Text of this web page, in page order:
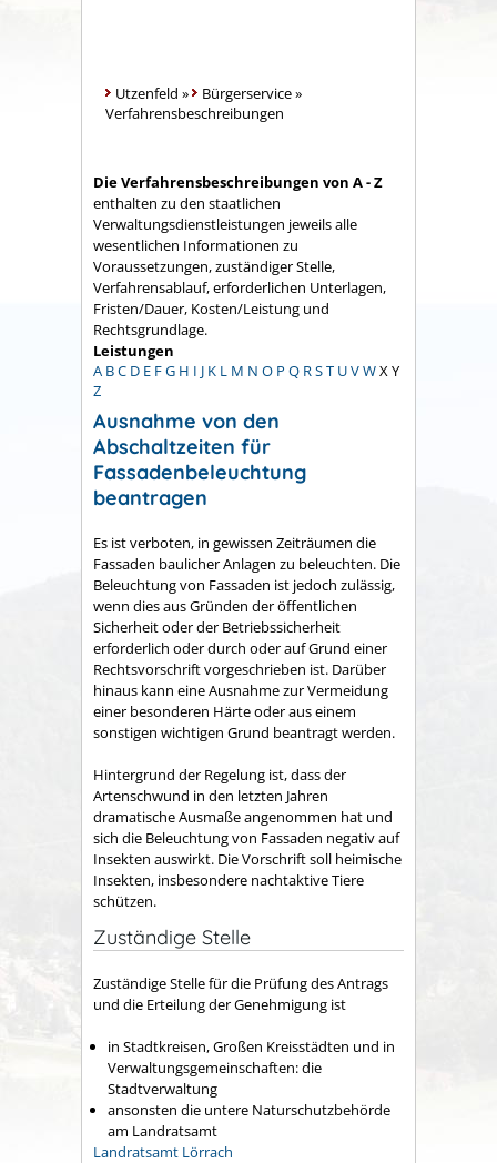
Utzenfeld » Bürgerservice»
Verfahrensbeschreibungen
Die Verfahrensbeschreibungen von A - Z
enthalten zu den staatlichen
Verwaltungsdienstleistungen jeweils alle
wesentlichen Informationen zu
Voraussetzungen, zuständiger Stelle,
Verfahrensablauf, erforderlichen Unterlagen,
Fristen/Dauer, Kosten/Leistung und
Rechtsgrundlage.
Leistungen
A BC D E FG H I J K L M N O P Q RST UVWX Y
Z
Ausnahme von den
Abschaltzeiten für
Fassadenbeleuchtung
beantragen
Es ist verboten, in gewissen Zeiträumen die
Fassaden baulicher Anlagen zu beleuchten. Die
Beleuchtung von Fassaden ist jedoch zulässig,
wenn dies aus Gründen der öffentlichen
Sicherheit oder der Betriebssicherheit
erforderlich oder durch oder auf Grund einer
Rechtsvorschrift vorgeschrieben ist. Darüber
hinaus kann eine Ausnahme zur Vermeidung
einer besonderen Härte oder aus einem
sonstigen wichtigen Grund beantragt werden.
Hintergrund der Regelung ist, dass der
Artenschwund in den letzten Jahren
dramatische Ausmaße angenommen hat und
sich die Beleuchtung von Fassaden negativ auf
Insekten auswirkt. Die Vorschrift soll heimische
Insekten, insbesondere nachtaktive Tiere
schützen.
Zuständige Stelle
Zuständige Stelle für die Prüfung des Antrags
und die Erteilung der Genehmigung ist
in Stadtkreisen, Großen Kreisstädten und in
Verwaltungsgemeinschaften: die
Stadtverwaltung
ansonsten die untere Naturschutzbehörde
am Landratsamt
Landratsamt Lörrach